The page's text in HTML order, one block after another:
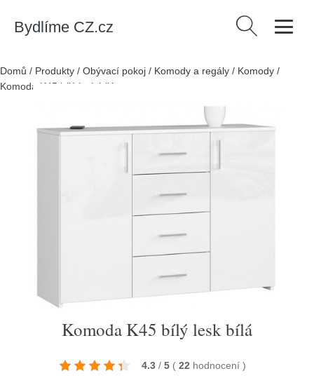
Bydlíme CZ.cz Vyhledávání
Domů / Produkty / Obývací pokoj / Komody a regály / Komody /
Komoda K45 bílý lesk bílá
Komoda K45 bílý lesk bílá
4.3 / 5 ( 22 hodnocení )